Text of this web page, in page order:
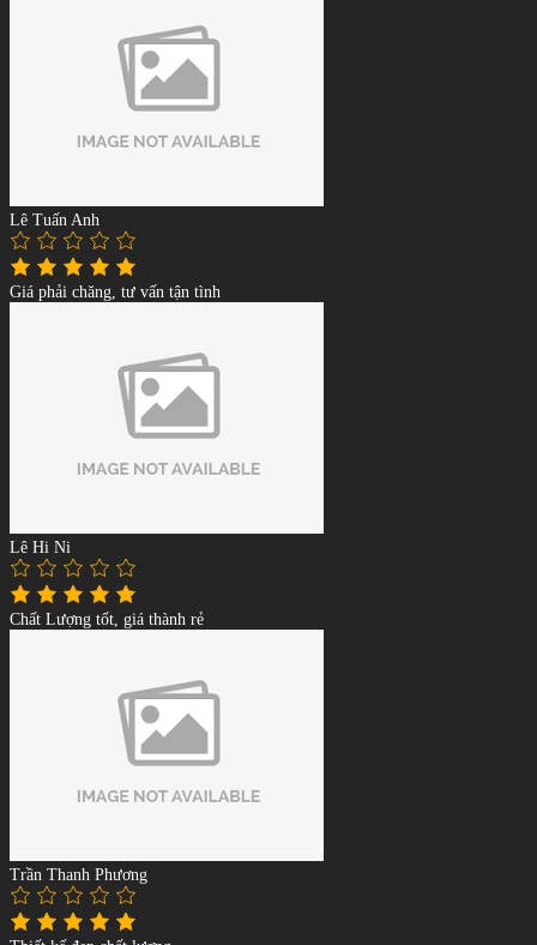
Lê Tuấn Anh
Giá phải chăng, tư vấn tận tình
Lê Hi Ni
Chất Lượng tốt, giá thành rẻ
Trần Thanh Phương